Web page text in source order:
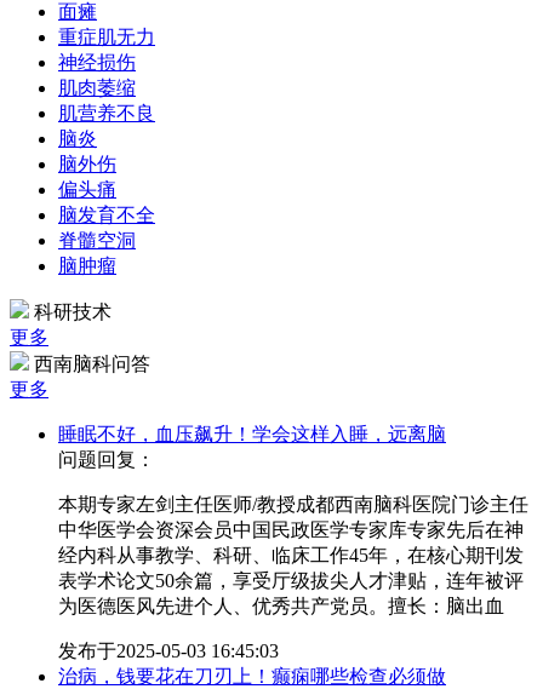
面瘫
重症肌无力
神经损伤
肌肉萎缩
肌营养不良
脑炎
脑外伤
偏头痛
脑发育不全
脊髓空洞
脑肿瘤
科研技术
更多
西南脑科问答
更多
睡眠不好，血压飙升！学会这样入睡，远离脑
问题回复：
本期专家左剑主任医师/教授成都西南脑科医院门诊主任
中华医学会资深会员中国民政医学专家库专家先后在神
经内科从事教学、科研、临床工作45年，在核心期刊发
表学术论文50余篇，享受厅级拔尖人才津贴，连年被评
为医德医风先进个人、优秀共产党员。擅长：脑出血
发布于2025-05-03 16:45:03
治病，钱要花在刀刃上！癫痫哪些检查必须做